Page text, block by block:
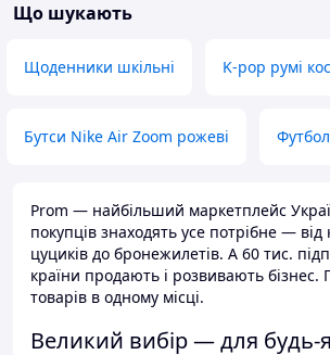
Що шукають
Щоденники шкільні K-pop румі
Бутси Nike Air Zoom рожеві
Prom — найбільший маркетплейс
покупців знаходять усе потрібне — від
цуциків до бронежилетів. А 60 тис.
країни продають і розвивають бізнес.
товарів в одному місці.
Великий вибір — для будь-